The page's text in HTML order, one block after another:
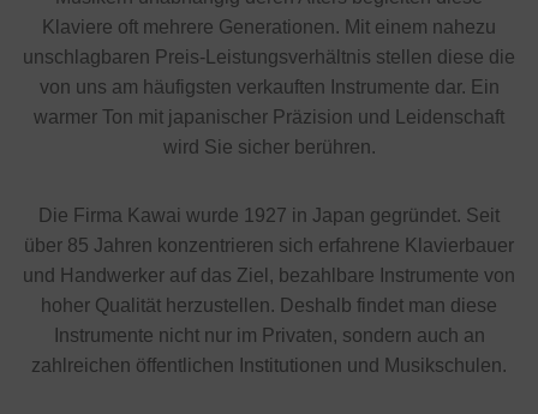
Klaviere oft mehrere Generationen. Mit einem nahezu
unschlagbaren Preis-Leistungsverhältnis stellen diese die
von uns am häufigsten verkauften Instrumente dar. Ein
warmer Ton mit japanischer Präzision und Leidenschaft
wird Sie sicher berühren.
Die Firma Kawai wurde 1927 in Japan gegründet. Seit
über 85 Jahren konzentrieren sich erfahrene Klavierbauer
und Handwerker auf das Ziel, bezahlbare Instrumente von
hoher Qualität herzustellen. Deshalb findet man diese
Instrumente nicht nur im Privaten, sondern auch an
zahlreichen öffentlichen Institutionen und Musikschulen.